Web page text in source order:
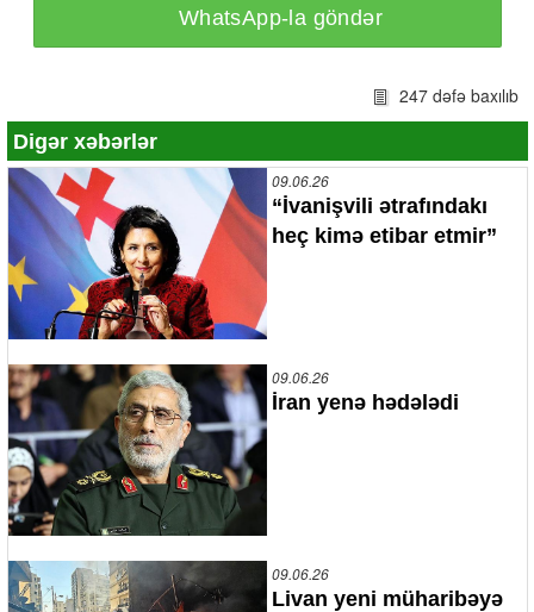
WhatsApp-la göndər
247 dəfə baxılıb
Digər xəbərlər
09.06.26
“İvanişvili ətrafındakı
heç kimə etibar etmir”
09.06.26
İran yenə hədələdi
09.06.26
Livan yeni müharibəyə